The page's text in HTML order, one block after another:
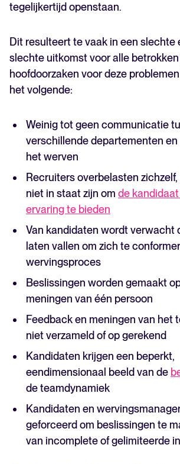
tegelijkertijd openstaan.
Dit resulteert te vaak in een slechte
slechte uitkomst voor alle
hoofdoorzaken voor deze
het volgende:
Weinig tot geen communicatie
verschillende departementen
het werven
Recruiters overbelasten
niet in staat zijn om de
ervaring te bieden
Van kandidaten wordt verwacht
laten vallen om zich te
wervingsproces
Beslissingen worden gemaakt
meningen van één persoon
Feedback en meningen van het
niet verzameld of op gerekend
Kandidaten krijgen een beperkt,
eendimensionaal beeld van de
de teamdynamiek
Kandidaten en
geforceerd om beslissingen te
van incomplete of gelimiteerde